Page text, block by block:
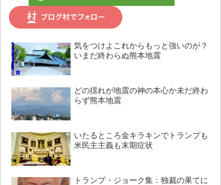
気をつけよこれからもっと強いのが？
いまだ終わらぬ熊本地震
どの揺れが地震の神の本心か未だ終わ
らず熊本地震
いたるところ金キラキンでトランプも
米民主主義も末期症状
トランプ・ジョーク集：独裁の果てに